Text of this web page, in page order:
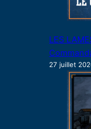
LES
27 juillet